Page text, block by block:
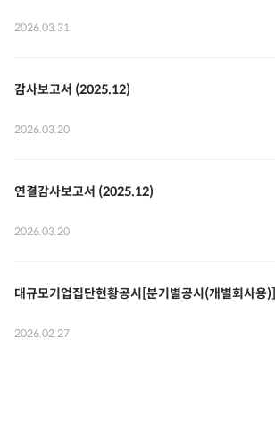
2026.03.31
감사보고서 (2025.12)
2026.03.20
연결감사보고서 (2025.12)
2026.03.20
대규모기업집단현황공시[분기별공시(개별회사용)]
2026.02.27